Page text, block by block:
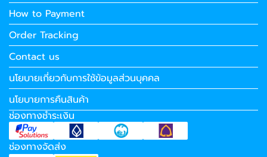
How to Payment
Order Tracking
Contact us
นโยบายเกี่ยวกับการใช้ข้อมูลส่วนบุคคล
นโยบายการคืนสินค้า
ช่องทางชำระเงิน
ช่องทางจัดส่ง